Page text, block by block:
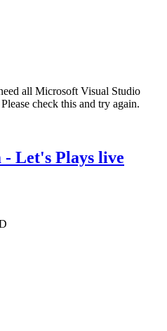
all Microsoft Visual Studio
check this and try again.
- Let's Plays live